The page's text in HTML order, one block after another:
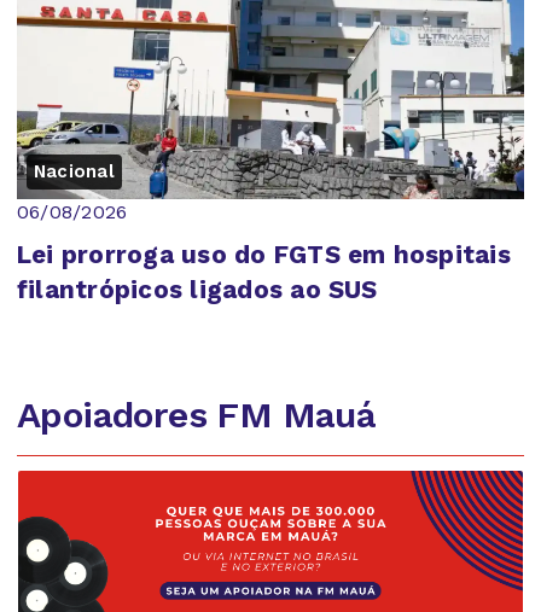
Nacional
06/08/2026
Lei prorroga uso do FGTS em hospitais
filantrópicos ligados ao SUS
Apoiadores FM Mauá